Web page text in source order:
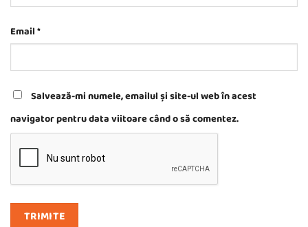
Email*
Salvează-mi numele, emailul și site-ul web în acest
navigator pentru data viitoare când o să comentez.